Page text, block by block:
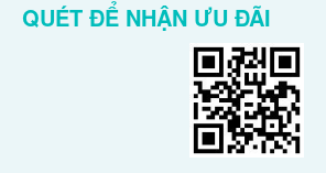
QUÉT ĐỂ NHẬN ƯU ĐÃI